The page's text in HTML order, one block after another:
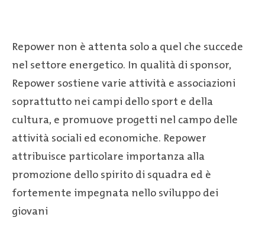
Repower non è attenta solo a quel che succede
nel settore energetico. In qualità di sponsor,
Repower sostiene varie attività e associazioni
soprattutto nei campi dello sport e della
cultura, e promuove progetti nel campo delle
attività sociali ed economiche. Repower
attribuisce particolare importanza alla
promozione dello spirito di squadra ed è
fortemente impegnata nello sviluppo dei
giovani